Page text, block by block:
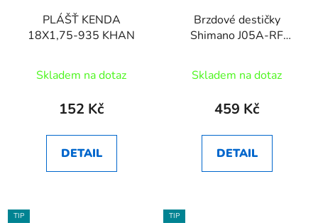
PLÁŠŤ KENDA
18X1,75-935 KHAN
Skladem na dotaz
152 Kč
DETAIL
Brzdové destičky
Shimano J05A-RF
2písté 1 pár
Skladem na dotaz
459 Kč
DETAIL
TIP TIP